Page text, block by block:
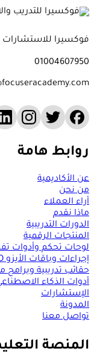
فوكسيرا للاستشارات
01004607950
روابط هامة
عن الأكاديمية
من نحن
أراء العملاء
ماذا نقدم
الدورات التدريبية
المنتجات الرقمية
لوحات تحكم وأدوات
إجراءات وباقات الأيزو ISO
حقائب تدريبية وبرامج
أدوات الذكاء
الإستشارات
المدونة
تواصل معنا
المنصة